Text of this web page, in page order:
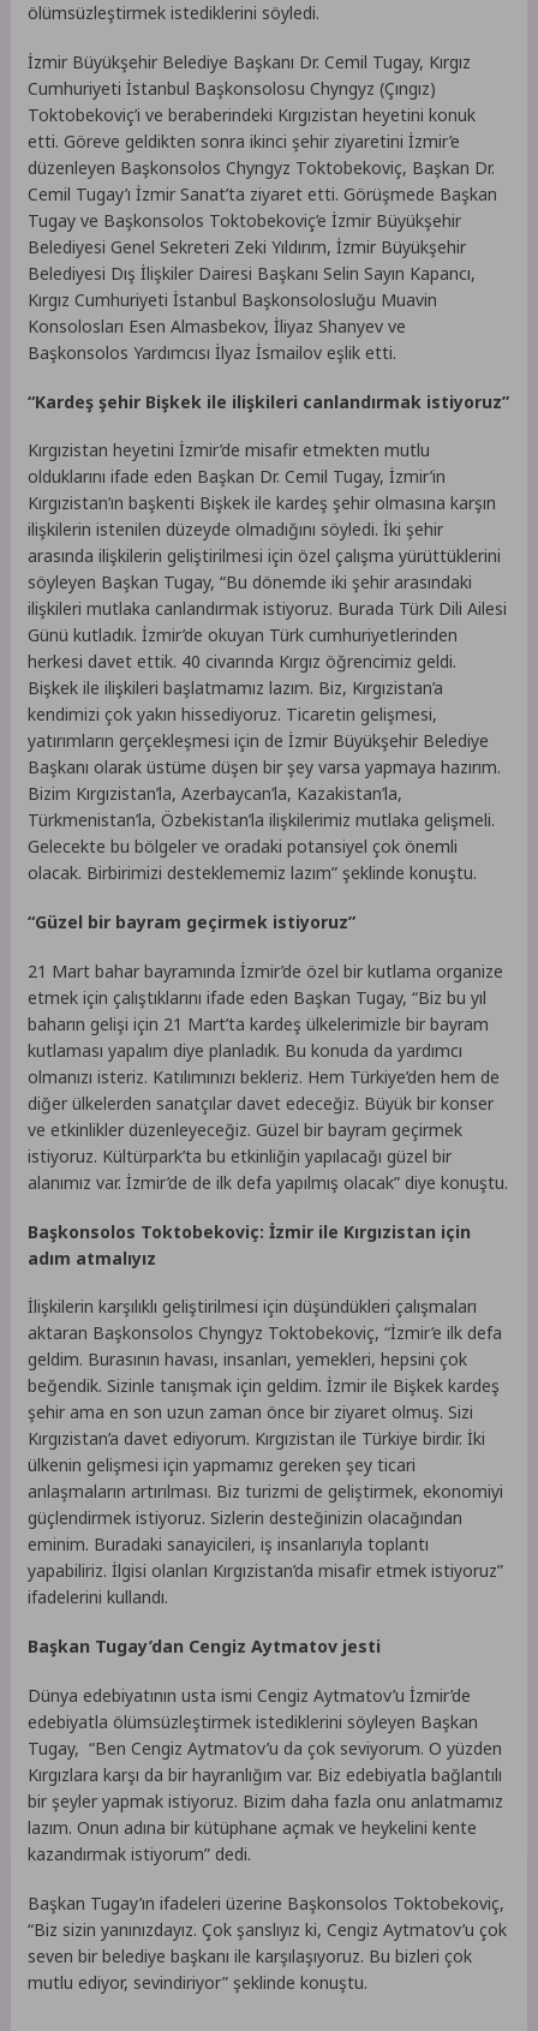
ölümsüzleştirmek istediklerini söyledi.
İzmir Büyükşehir Belediye Başkanı Dr. Cemil Tugay, Kırgız
Cumhuriyeti İstanbul Başkonsolosu Chyngyz (Çıngız)
Toktobekoviç’i ve beraberindeki Kırgızistan heyetini konuk
etti. Göreve geldikten sonra ikinci şehir ziyaretini İzmir’e
düzenleyen Başkonsolos Chyngyz Toktobekoviç, Başkan Dr.
Cemil Tugay’ı İzmir Sanat’ta ziyaret etti. Görüşmede Başkan
Tugay ve Başkonsolos Toktobekoviç’e İzmir Büyükşehir
Belediyesi Genel Sekreteri Zeki Yıldırım, İzmir Büyükşehir
Belediyesi Dış İlişkiler Dairesi Başkanı Selin Sayın Kapancı,
Kırgız Cumhuriyeti İstanbul Başkonsolosluğu Muavin
Konsolosları Esen Almasbekov, İliyaz Shanyev ve
Başkonsolos Yardımcısı İlyaz İsmailov eşlik etti.
“Kardeş şehir Bişkek ile ilişkileri canlandırmak istiyoruz”
Kırgızistan heyetini İzmir’de misafir etmekten mutlu
olduklarını ifade eden Başkan Dr. Cemil Tugay, İzmir’in
Kırgızistan’ın başkenti Bişkek ile kardeş şehir olmasına karşın
ilişkilerin istenilen düzeyde olmadığını söyledi. İki şehir
arasında ilişkilerin geliştirilmesi için özel çalışma yürüttüklerini
söyleyen Başkan Tugay, “Bu dönemde iki şehir arasındaki
ilişkileri mutlaka canlandırmak istiyoruz. Burada Türk Dili Ailesi
Günü kutladık. İzmir’de okuyan Türk cumhuriyetlerinden
herkesi davet ettik. 40 civarında Kırgız öğrencimiz geldi.
Bişkek ile ilişkileri başlatmamız lazım. Biz, Kırgızistan’a
kendimizi çok yakın hissediyoruz. Ticaretin gelişmesi,
yatırımların gerçekleşmesi için de İzmir Büyükşehir Belediye
Başkanı olarak üstüme düşen bir şey varsa yapmaya hazırım.
Bizim Kırgızistan’la, Azerbaycan’la, Kazakistan’la,
Türkmenistan’la, Özbekistan’la ilişkilerimiz mutlaka gelişmeli.
Gelecekte bu bölgeler ve oradaki potansiyel çok önemli
olacak. Birbirimizi desteklememiz lazım” şeklinde konuştu.
“Güzel bir bayram geçirmek istiyoruz”
21 Mart bahar bayramında İzmir’de özel bir kutlama organize
etmek için çalıştıklarını ifade eden Başkan Tugay, “Biz bu yıl
baharın gelişi için 21 Mart’ta kardeş ülkelerimizle bir bayram
kutlaması yapalım diye planladık. Bu konuda da yardımcı
olmanızı isteriz. Katılımınızı bekleriz. Hem Türkiye’den hem de
diğer ülkelerden sanatçılar davet edeceğiz. Büyük bir konser
ve etkinlikler düzenleyeceğiz. Güzel bir bayram geçirmek
istiyoruz. Kültürpark’ta bu etkinliğin yapılacağı güzel bir
alanımız var. İzmir’de de ilk defa yapılmış olacak” diye konuştu.
Başkonsolos Toktobekoviç: İzmir ile Kırgızistan için
adım atmalıyız
İlişkilerin karşılıklı geliştirilmesi için düşündükleri çalışmaları
aktaran Başkonsolos Chyngyz Toktobekoviç, “İzmir’e ilk defa
geldim. Burasının havası, insanları, yemekleri, hepsini çok
beğendik. Sizinle tanışmak için geldim. İzmir ile Bişkek kardeş
şehir ama en son uzun zaman önce bir ziyaret olmuş. Sizi
Kırgızistan’a davet ediyorum. Kırgızistan ile Türkiye birdir. İki
ülkenin gelişmesi için yapmamız gereken şey ticari
anlaşmaların artırılması. Biz turizmi de geliştirmek, ekonomiyi
güçlendirmek istiyoruz. Sizlerin desteğinizin olacağından
eminim. Buradaki sanayicileri, iş insanlarıyla toplantı
yapabiliriz. İlgisi olanları Kırgızistan’da misafir etmek istiyoruz”
ifadelerini kullandı.
Başkan Tugay’dan Cengiz Aytmatov jesti
Dünya edebiyatının usta ismi Cengiz Aytmatov’u İzmir’de
edebiyatla ölümsüzleştirmek istediklerini söyleyen Başkan
Tugay, “Ben Cengiz Aytmatov’u da çok seviyorum. O yüzden
Kırgızlara karşı da bir hayranlığım var. Biz edebiyatla bağlantılı
bir şeyler yapmak istiyoruz. Bizim daha fazla onu anlatmamız
lazım. Onun adına bir kütüphane açmak ve heykelini kente
kazandırmak istiyorum” dedi.
Başkan Tugay’ın ifadeleri üzerine Başkonsolos Toktobekoviç,
“Biz sizin yanınızdayız. Çok şanslıyız ki, Cengiz Aytmatov’u çok
seven bir belediye başkanı ile karşılaşıyoruz. Bu bizleri çok
mutlu ediyor, sevindiriyor” şeklinde konuştu.